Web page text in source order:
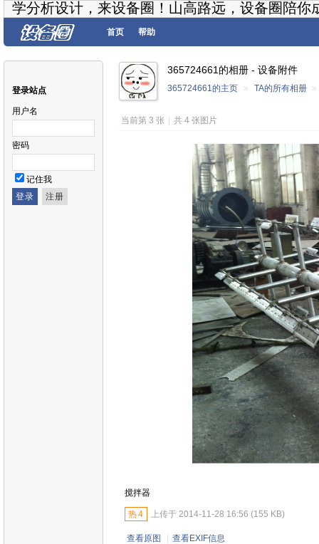
学分析设计，来设备圈！山高路远，设备圈陪你
首页 帮助
登录站点
用户名
密码
记住我
365724661的相册 - 设备附件
365724661的主页 » TA的所有相册 »
当前第 3 张 共 4 张图片
搅拌器
热4 上传于 2014-11-28 16:56 (155 KB)
查看原图 | 查看EXIF信息